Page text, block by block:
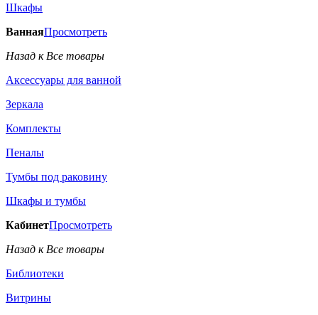
Шкафы
ВаннаяПросмотреть
Назад к Все товары
Аксессуары для ванной
Зеркала
Комплекты
Пеналы
Тумбы под раковину
Шкафы и тумбы
КабинетПросмотреть
Назад к Все товары
Библиотеки
Витрины